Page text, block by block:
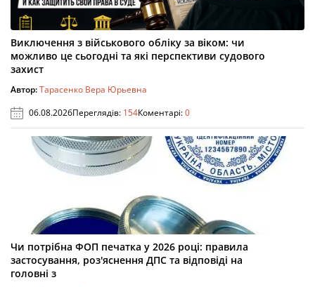
Виключення з військового обліку за віком: чи
можливо це сьогодні та які перспективи судового
захист
Автор:Тарасенко Вера Юрьевна
06.08.2026Переглядів: 154Коментарі:0
Чи потрібна ФОП печатка у 2026 році: правила
застосування, роз'яснення ДПС та відповіді на
головні з